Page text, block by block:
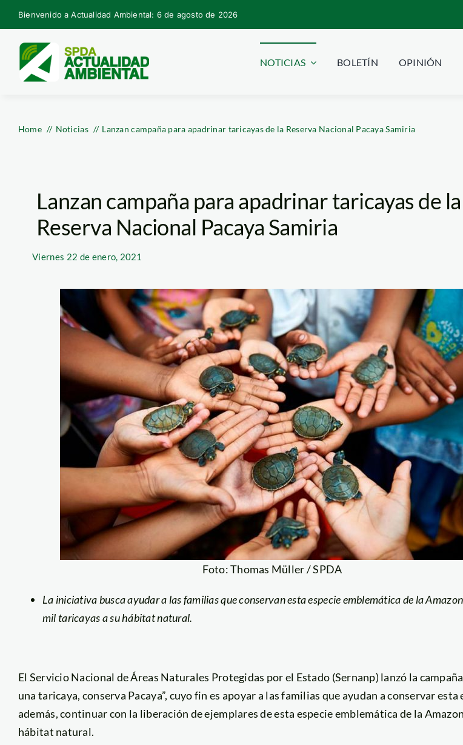
Skip
to
content
Bienvenido a Actualidad Ambiental: 6 de agosto de 2026
NOTICIAS BOLETÍN OPINIÓN
Home Noticias Lanzan campaña para apadrinar taricayas de la Reserva Nacional Pacaya Samiria
Lanzan campaña para apadrinar taricayas de la
Reserva Nacional Pacaya Samiria
Viernes 22 de enero, 2021
Foto: Thomas Müller / SPDA
La iniciativa busca ayudar a las familias que conservan esta especie emblemática de la
mil taricayas a su hábitat natural.
El Servicio Nacional de Áreas Naturales Protegidas por el Estado (Sernanp) lanzó la
una taricaya, conserva Pacaya”, cuyo fin es apoyar a las familias que ayudan a conservar esta
además, continuar con la liberación de ejemplares de esta especie emblemática de la
hábitat natural.